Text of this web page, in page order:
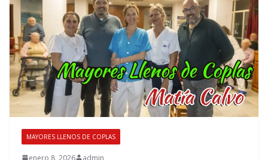
MAYORES LLENOS DE COPLAS
enero 8, 2026 admin